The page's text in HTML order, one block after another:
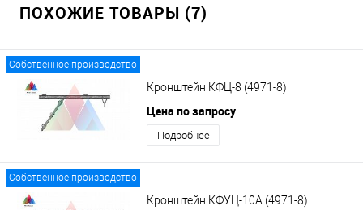
ПОХОЖИЕ ТОВАРЫ (7)
Собственное производство
Кронштейн КФЦ-8 (4971-8)
Цена по запросу
Подробнее
Собственное производство
Кронштейн КФУЦ-10А (4971-8)